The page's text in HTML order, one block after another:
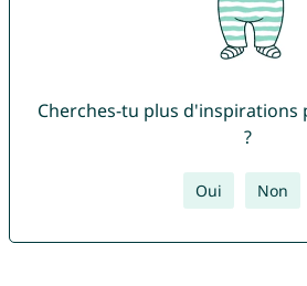
Cherches-tu plus d'inspirations
?
Oui Non